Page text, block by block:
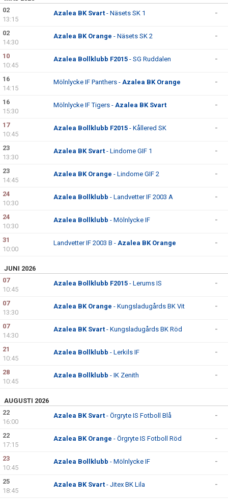
02
13:15
Azalea BK Svart - Näsets SK 1 -
02
14:30
Azalea BK Orange - Näsets SK 2 -
10
10:45
Azalea Bollklubb F2015 - SG Ruddalen -
16
14:15
Mölnlycke IF Panthers - Azalea BK Orange -
16
15:30
Mölnlycke IF Tigers - Azalea BK Svart -
17
10:45
Azalea Bollklubb F2015 - Kållered SK -
23
13:30
Azalea BK Svart - Lindome GIF 1 -
23
14:45
Azalea BK Orange - Lindome GIF 2 -
24
10:30
Azalea Bollklubb - Landvetter IF 2003 A -
24
10:30
Azalea Bollklubb - Mölnlycke IF -
31
10:00
Landvetter IF 2003 B - Azalea BK Orange -
JUNI 2026
07
10:45
Azalea Bollklubb F2015 - Lerums IS -
07
13:30
Azalea BK Orange - Kungsladugårds BK Vit -
07
14:30
Azalea BK Svart - Kungsladugårds BK Röd -
21
10:45
Azalea Bollklubb - Lerkils IF -
28
10:45
Azalea Bollklubb - IK Zenith -
AUGUSTI 2026
22
16:00
Azalea BK Svart - Örgryte IS Fotboll Blå -
22
17:15
Azalea BK Orange - Örgryte IS Fotboll Röd -
23
10:45
Azalea Bollklubb - Mölnlycke IF -
25
18:45
Azalea BK Svart - Jitex BK Lila -